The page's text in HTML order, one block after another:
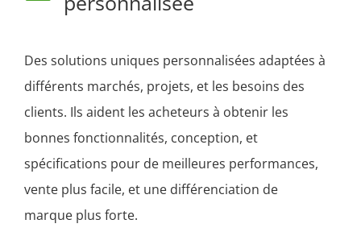
Des solutions uniques personnalisées adaptées à
différents marchés, projets, et les besoins des
clients. Ils aident les acheteurs à obtenir les
bonnes fonctionnalités, conception, et
spécifications pour de meilleures performances,
vente plus facile, et une différenciation de
marque plus forte.